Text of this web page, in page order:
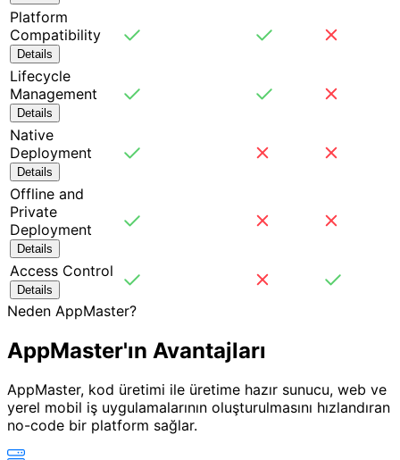
Platform
Compatibility
Details
Lifecycle
Management
Details
Native
Deployment
Details
Offline and
Private
Deployment
Details
Access Control
Details
Neden AppMaster?
AppMaster'ın Avantajları
AppMaster, kod üretimi ile üretime hazır sunucu, web ve
yerel mobil iş uygulamalarının oluşturulmasını hızlandıran
no-code bir platform sağlar.